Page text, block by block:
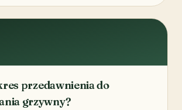
przedawnienia do
grzywny?